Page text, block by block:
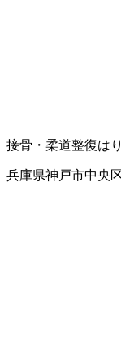
接骨・柔道整復は
兵庫県神戸市中央